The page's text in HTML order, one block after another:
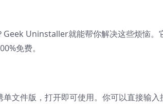
Uninstaller就能帮你解决这些烦恼。
免费。
文件版，打开即可使用。你可以直接输入